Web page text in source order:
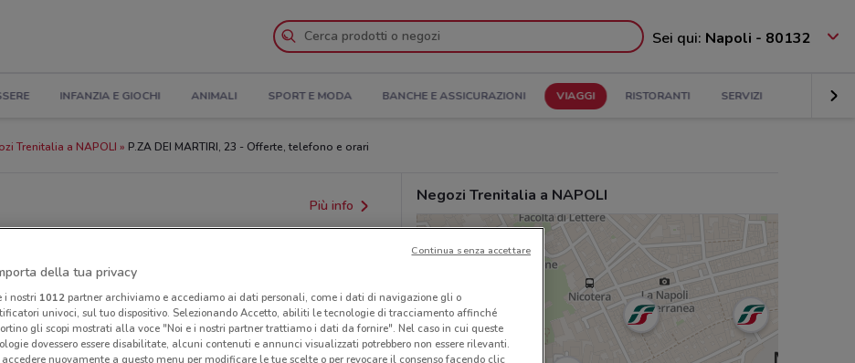
Sei qui: Napoli - 80132
INFANZIA E GIOCHI ANIMALI SPORT E MODA BANCHE E ASSICURAZIONI VIAGGI RISTORANTI SERVIZI
Trenitalia a NAPOLI P.ZA DEI MARTIRI, 23 - Offerte, telefono e orari
Più info
Negozi Trenitalia a NAPOLI
della tua privacy
i nostri 1012partner archiviamo e accediamo ai dati personali, come i dati di navigazione gli o
univoci, sul tuo dispositivo. Selezionando Accetto, abiliti le tecnologie di tracciamento affinché
gli scopi mostrati alla voce "Noi e i nostri partner trattiamo i dati da fornire". Nel caso in cui queste
dovessero essere disabilitate, alcuni contenuti e annunci visualizzati potrebbero non essere rilevanti.
accedere nuovamente a questo menu per modificare le tue scelte o per revocare il consenso facendo clic
Continua senza accettare